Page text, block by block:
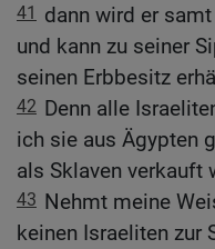
41 dann wird er
und kann zu seiner
seinen Erbbesitz
42 Denn alle
ich sie aus Ägypten
als Sklaven verkauft
43 Nehmt meine
keinen Israeliten zur